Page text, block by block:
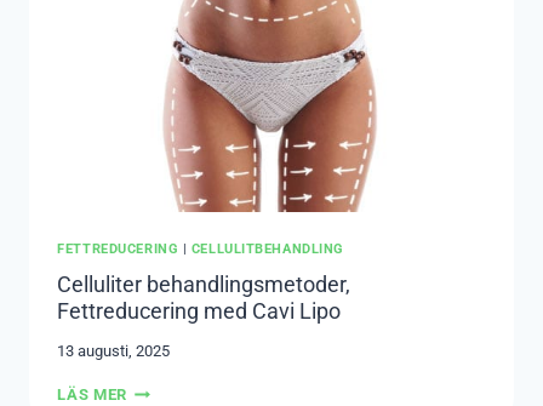
FETTREDUCERING CELLULITBEHANDLING
Celluliter behandlingsmetoder,
Fettreducering med Cavi Lipo
13 augusti, 2025
LÄS MERCELLULITER